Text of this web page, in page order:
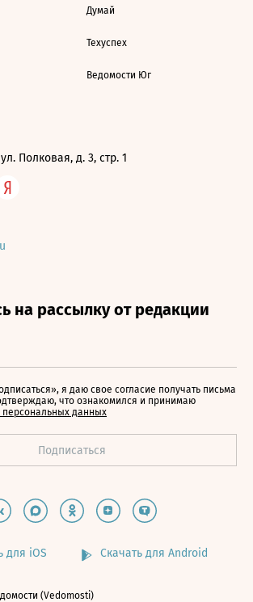
Думай
Техуспех
Ведомости Юг
Полковая, д. 3, стр. 1
я даю свое согласие получать письма
что ознакомился и принимаю
персональных данных
для iOS Скачать для Android
(Vedomosti)